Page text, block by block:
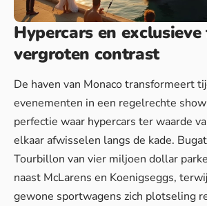
Hypercars en
vergroten contrast
De haven van Monaco transformeert
evenementen in een regelrechte
perfectie waar hypercars ter waarde
elkaar afwisselen langs de kade.
Tourbillon van vier miljoen dollar
naast McLarens en Koenigseggs,
gewone sportwagens zich plotseling